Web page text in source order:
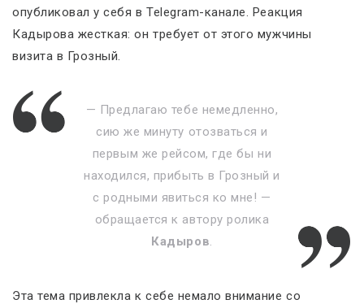
опубликовал у себя в Telegram-канале. Реакция
Кадырова жесткая: он требует от этого мужчины
визита в Грозный.
— Предлагаю тебе немедленно,
сию же минуту отозваться и
первым же рейсом, где бы ни
находился, прибыть в Грозный и
с родными явиться ко мне! —
обращается к автору ролика
Кадыров.
Эта тема привлекла к себе немало внимание со